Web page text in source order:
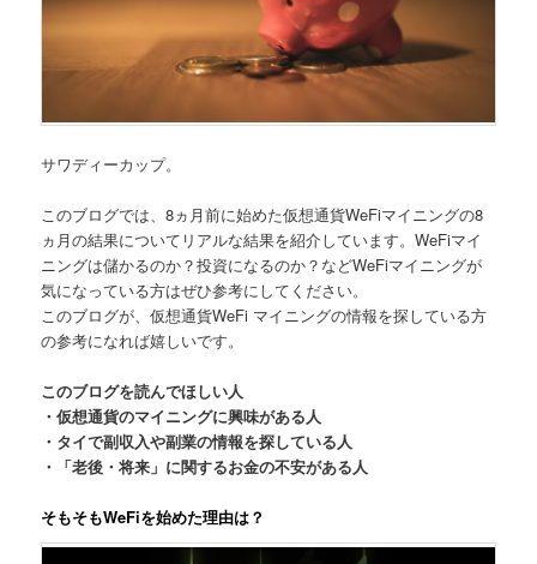
サワディーカップ。
このブログでは、8ヵ月前に始めた仮想通貨WeFiマイニングの8
ヵ月の結果についてリアルな結果を紹介しています。WeFiマイ
ニングは儲かるのか？投資になるのか？などWeFiマイニングが
気になっている方はぜひ参考にしてください。
このブログが、仮想通貨WeFi マイニングの情報を探している方
の参考になれば嬉しいです。
このブログを読んでほしい人
・仮想通貨のマイニングに興味がある人
・タイで副収入や副業の情報を探している人
・「老後・将来」に関するお金の不安がある人
そもそもWeFiを始めた理由は？